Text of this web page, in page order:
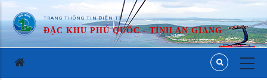
TRANG THÔNG TIN ĐIỆN TỬ
ĐẶC KHU PHÚ QUỐC - TỈNH AN GIANG